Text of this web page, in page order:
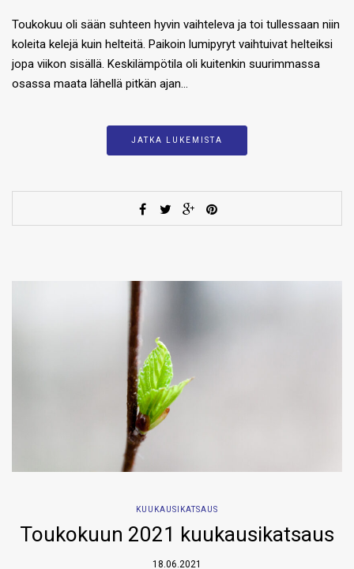
Toukokuu oli sään suhteen hyvin vaihteleva ja toi tullessaan niin
koleita kelejä kuin helteitä. Paikoin lumipyryt vaihtuivat helteiksi
jopa viikon sisällä. Keskilämpötila oli kuitenkin suurimmassa
osassa maata lähellä pitkän ajan…
JATKA LUKEMISTA
KUUKAUSIKATSAUS
Toukokuun 2021 kuukausikatsaus
18.06.2021